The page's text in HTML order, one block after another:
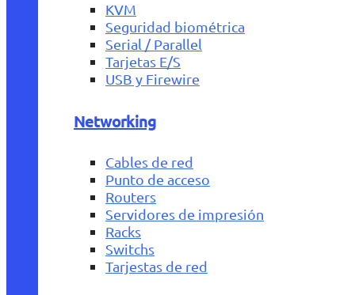
KVM
Seguridad biométrica
Serial / Parallel
Tarjetas E/S
USB y Firewire
Networking
Cables de red
Punto de acceso
Routers
Servidores de impresión
Racks
Switchs
Tarjestas de red